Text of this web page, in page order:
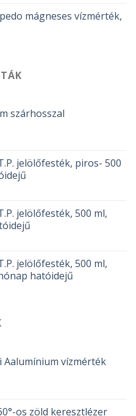
mágneses vízmérték,
szárhosszal
jelölőfesték, piros- 500
jelölőfesték, 500 ml,
jelölőfesték, 500 ml,
hatóidejű
Aalumínium vízmérték
os zöld keresztlézer